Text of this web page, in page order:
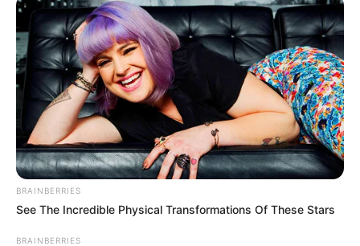
BRAINBERRIES
See The Incredible Physical Transformations Of These Stars
BRAINBERRIES